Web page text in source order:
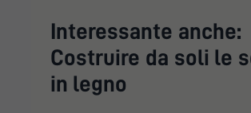
Interessante anche:
Costruire da soli le
in legno